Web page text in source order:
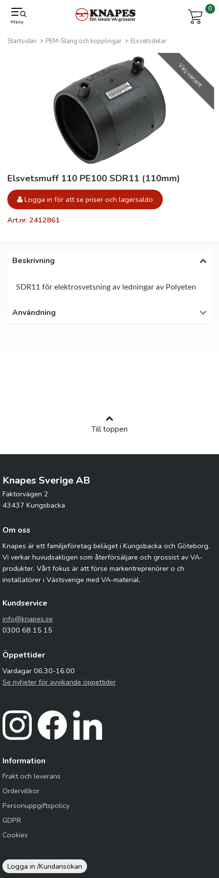
Meny
0
Startsidan PEM-Slang och kopplingar Elsvetsdelar
Välj variant
Elsvetsmuff 110 PE100 SDR11 (110mm)
Logga in för att se priser och lagersaldo
Art.nr: 2412861
Beskrivning
SDR11 för elektrosvetsning av ledningar av Polyeten
Användning
Till toppen
Knapes Sverige AB
Faktorvägen 2
43437 Kungsbacka
Om oss
Knapes är ett familjeföretag beläget i Kungsbacka och Göteborg.
Vi verkar huvudsakligen som återförsäljare och grossist av VA-
produkter. Vårt fokus är att förse markentreprenörer o ch
installatörer i Västsverige med VA-material.
Kundservice
info@knapes.se
0300 68 15 15
Öppettider
Vardagar 06.30-16.00
Se nyheter för avvikande öppettider
Information
Frakt och leverans
Ordervillkor
Personuppgiftspolicy
GDPR
Cookies
Logga in /Kundansökan